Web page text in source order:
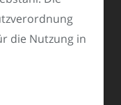
die Nutzung in